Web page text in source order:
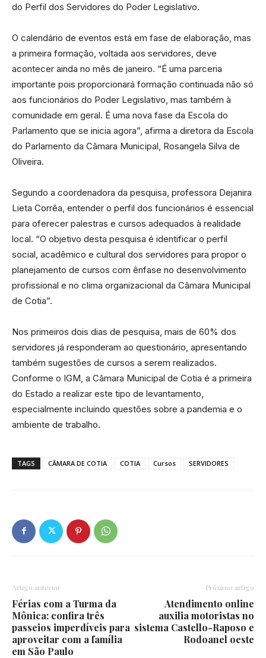
do Perfil dos Servidores do Poder Legislativo.
O calendário de eventos está em fase de elaboração, mas
a primeira formação, voltada aos servidores, deve
acontecer ainda no mês de janeiro. “É uma parceria
importante pois proporcionará formação continuada não só
aos funcionários do Poder Legislativo, mas também à
comunidade em geral. É uma nova fase da Escola do
Parlamento que se inicia agora”, afirma a diretora da Escola
do Parlamento da Câmara Municipal, Rosangela Silva de
Oliveira.
Segundo a coordenadora da pesquisa, professora Dejanira
Lieta Corrêa, entender o perfil dos funcionários é essencial
para oferecer palestras e cursos adequados à realidade
local. “O objetivo desta pesquisa é identificar o perfil
social, acadêmico e cultural dos servidores para propor o
planejamento de cursos com ênfase no desenvolvimento
profissional e no clima organizacional da Câmara Municipal
de Cotia”.
Nos primeiros dois dias de pesquisa, mais de 60% dos
servidores já responderam ao questionário, apresentando
também sugestões de cursos a serem realizados.
Conforme o IGM, a Câmara Municipal de Cotia é a primeira
do Estado a realizar este tipo de levantamento,
especialmente incluindo questões sobre a pandemia e o
ambiente de trabalho.
TAGS CÂMARA DE COTIA COTIA Cursos SERVIDORES
Artigo anterior
Férias com a Turma da
Mônica: confira três
passeios imperdíveis para
aproveitar com a família
em São Paulo
Próximo artigo
Atendimento online
auxilia motoristas no
sistema Castello-Raposo e
Rodoanel oeste